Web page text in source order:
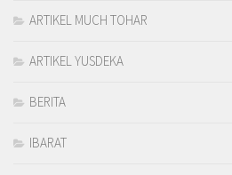
ARTIKEL MUCH TOHAR
ARTIKEL YUSDEKA
BERITA
IBARAT